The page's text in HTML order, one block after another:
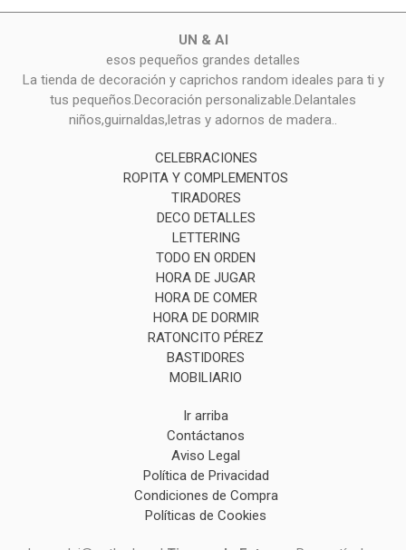
UN & AI
esos pequeños grandes detalles
La tienda de decoración y caprichos random ideales para ti y
tus pequeños.Decoración personalizable.Delantales
niños,guirnaldas,letras y adornos de madera..
CELEBRACIONES
ROPITA Y COMPLEMENTOS
TIRADORES
DECO DETALLES
LETTERING
TODO EN ORDEN
HORA DE JUGAR
HORA DE COMER
HORA DE DORMIR
RATONCITO PÉREZ
BASTIDORES
MOBILIARIO
Ir arriba
Contáctanos
Aviso Legal
Política de Privacidad
Condiciones de Compra
Políticas de Cookies